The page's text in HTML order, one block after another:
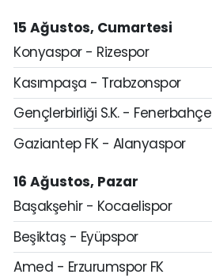
15 Ağustos, Cumartesi
Konyaspor - Rizespor
Kasımpaşa - Trabzonspor
Gençlerbirliği S.K. - Fenerbahçe
Gaziantep FK - Alanyaspor
16 Ağustos, Pazar
Başakşehir - Kocaelispor
Beşiktaş - Eyüpspor
Amed - Erzurumspor FK